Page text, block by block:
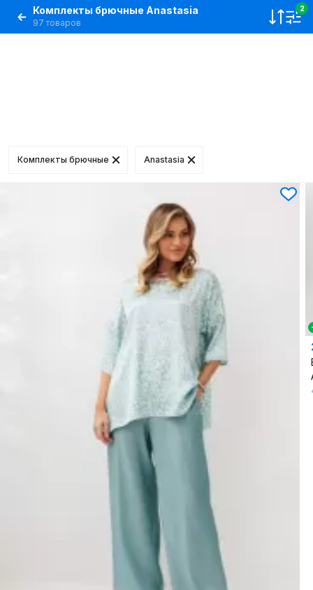
Комплекты брючные Anastasia
97 товаров
2
Комплекты брючные Anastasia